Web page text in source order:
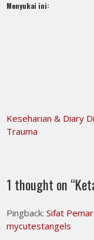
Menyukai ini:
Keseharian & Diary
Trauma
pos
1 thought on “
Pingback:Sifat
mycutestangels